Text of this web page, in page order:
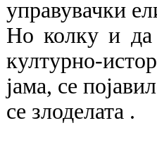
управувачки
Но колку и да
културно-
јама, се
се злоделата .